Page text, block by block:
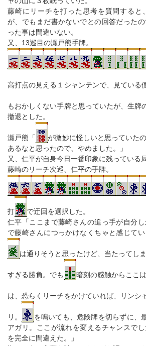
藤崎にリーチを打った思考を質問すると
が、でもまだ書かないでとの回答だった
った事は間違いない。
又、13巡目の瀬戸熊手牌。
高打点の見える１シャンテンで、見ている
もおかしくない手牌と思っていたが、生牌
撤退とした。
瀬戸熊「
が微妙に怪しいと思っていた
あるなと思ったので、やめました。」
又、仁平が自身今日一番印象に残っている
藤崎のリーチ次巡、仁平の手牌。
打
で迂回を選択した。
仁平「ここまで藤崎さんの追っ手が自分
で藤崎さんにつっかけなくちゃと感じて
は通りそうと思ったけど、当たってし
すぎる勝負。でも 暗刻の感触からここ
は、恐らくリーチをかけていれば、リンシ
リ。 を鳴いても、危険牌を切らずに、
アガリ。ここが流れを変えるチャンスで
を完全に間違えた。」